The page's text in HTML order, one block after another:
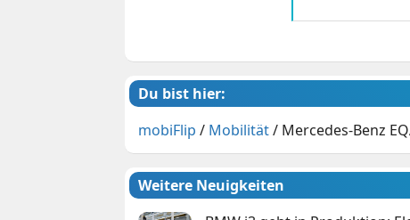
Du bist hier:
mobiFlip / Mobilität/ Mercedes-Benz
Weitere Neuigkeiten